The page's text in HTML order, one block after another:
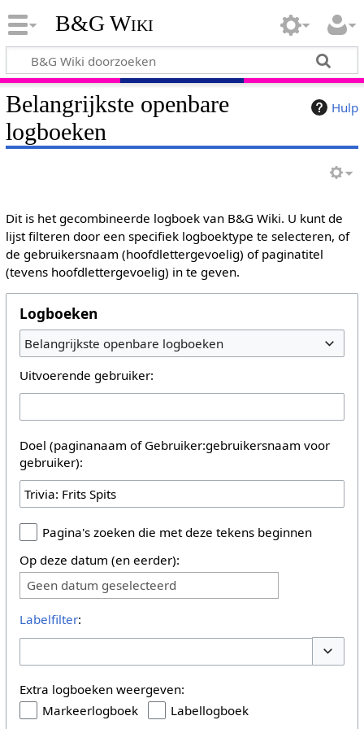
B&G Wiki
Hulp
Belangrijkste openbare
logboeken
Dit is het gecombineerde logboek van B&G Wiki. U kunt de
lijst filteren door een specifiek logboektype te selecteren, of
de gebruikersnaam (hoofdlettergevoelig) of paginatitel
(tevens hoofdlettergevoelig) in te geven.
Logboeken
Belangrijkste openbare logboeken
Uitvoerende gebruiker:
Doel (paginanaam of Gebruiker:gebruikersnaam voor
gebruiker):
Pagina's zoeken die met deze tekens beginnen
Op deze datum (en eerder):
Geen datum geselecteerd
Labelfilter:
Extra logboeken weergeven:
Markeerlogboek
Labellogboek